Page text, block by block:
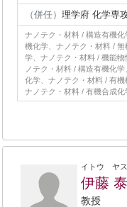
（併任） 理学府 化学専
ナノテク・材料 / 構造有機化
機化学、ナノテク・材料 / 無
学、ナノテク・材料 / 機能物
ノテク・材料 / 構造有機化
化学、ナノテク・材料 / 有機
ナノテク・材料 / 有機合成化
イトウ ヤス
伊藤
教授